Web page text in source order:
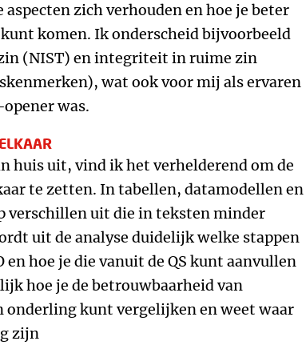
aspecten zich verhouden en hoe je beter
komen. Ik onderscheid bijvoorbeeld
(NIST) en integriteit in ruime zin
wat ook voor mij als ervaren
opener was.
huis uit, vind ik het verhelderend om de
te zetten. In tabellen, datamodellen en
verschillen uit die in teksten minder
uit de analyse duidelijk welke stappen
en hoe je die vanuit de QS kunt aanvullen
hoe je de betrouwbaarheid van
onderling kunt vergelijken en weet waar
zijn